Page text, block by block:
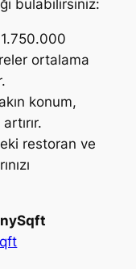
bulabilirsiniz:
ortalama
konum,
restoran ve